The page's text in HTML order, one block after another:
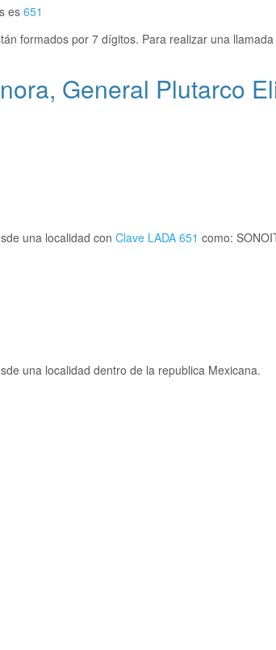
es651
formados por 7 dígitos. Para realizar una
General Plutarco
una localidad con Clave LADA 651 como:
una localidad dentro de la republica Mexicana.